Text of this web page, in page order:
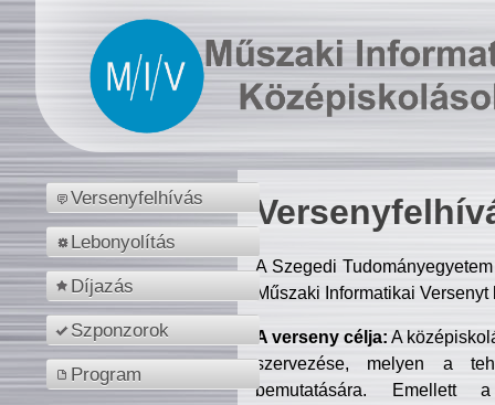
Versenyfelhívás
Lebonyolítás
Díjazás
Szponzorok
Program
A Szegedi
Műszaki Informatikai
A verseny célja: A
szervezése, melyen a
bemutatására. Emellett